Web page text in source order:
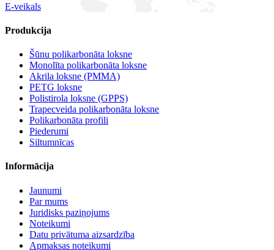
E-veikals
Produkcija
Šūnu polikarbonāta loksne
Monolīta polikarbonāta loksne
Akrila loksne (PMMA)
PETG loksne
Polistirola loksne (GPPS)
Trapecveida polikarbonāta loksne
Polikarbonāta profili
Piederumi
Siltumnīcas
Informācija
Jaunumi
Par mums
Juridisks paziņojums
Noteikumi
Datu privātuma aizsardzība
Apmaksas noteikumi